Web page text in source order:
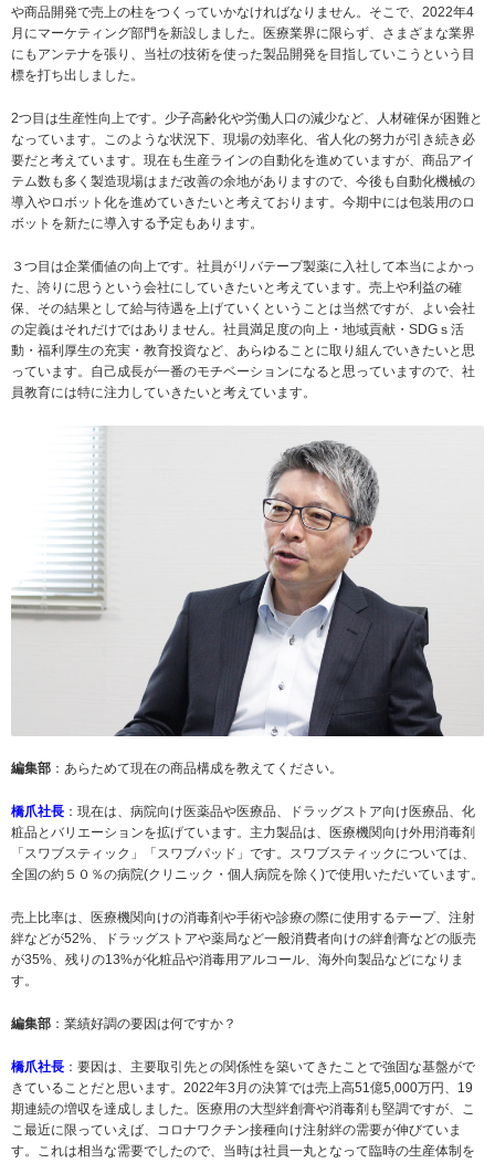
や商品開発で売上の柱をつくっていかなければなりません。そこで、2022年4
月にマーケティング部門を新設しました。医療業界に限らず、さまざまな業界
にもアンテナを張り、当社の技術を使った製品開発を目指していこうという目
標を打ち出しました。
2つ目は生産性向上です。少子高齢化や労働人口の減少など、人材確保が困難と
なっています。このような状況下、現場の効率化、省人化の努力が引き続き必
要だと考えています。現在も生産ラインの自動化を進めていますが、商品アイ
テム数も多く製造現場はまだ改善の余地がありますので、今後も自動化機械の
導入やロボット化を進めていきたいと考えております。今期中には包装用のロ
ボットを新たに導入する予定もあります。
３つ目は企業価値の向上です。社員がリバテープ製薬に入社して本当によかっ
た、誇りに思うという会社にしていきたいと考えています。売上や利益の確
保、その結果として給与待遇を上げていくということは当然ですが、よい会社
の定義はそれだけではありません。社員満足度の向上・地域貢献・SDGｓ活
動・福利厚生の充実・教育投資など、あらゆることに取り組んでいきたいと思
っています。自己成長が一番のモチベーションになると思っていますので、社
員教育には特に注力していきたいと考えています。
編集部 ：あらためて現在の商品構成を教えてください。
橋爪社長 ：現在は、病院向け医薬品や医療品、ドラッグストア向け医療品、化
粧品とバリエーションを拡げています。主力製品は、医療機関向け外用消毒剤
「スワブスティック」「スワブパッド」です。スワブスティックについては、
全国の約５０％の病院(クリニック・個人病院を除く)で使用いただいています。
売上比率は、医療機関向けの消毒剤や手術や診療の際に使用するテープ、注射
絆などが52%、ドラッグストアや薬局など一般消費者向けの絆創膏などの販売
が35%、残りの13%が化粧品や消毒用アルコール、海外向製品などになりま
す。
編集部 ：業績好調の要因は何ですか？
橋爪社長 ：要因は、主要取引先との関係性を築いてきたことで強固な基盤がで
きていることだと思います。2022年3月の決算では売上高51億5,000万円、19
期連続の増収を達成しました。医療用の大型絆創膏や消毒剤も堅調ですが、こ
こ最近に限っていえば、コロナワクチン接種向け注射絆の需要が伸びていま
す。これは相当な需要でしたので、当時は社員一丸となって臨時の生産体制を